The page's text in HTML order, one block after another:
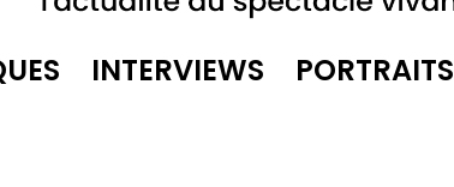
INTERVIEWS PORTRAITS